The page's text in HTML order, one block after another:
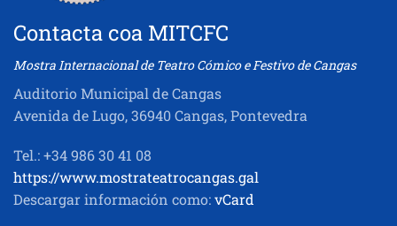
Contacta coa MITCFC
Mostra Internacional de Teatro Cómico e Festivo de Cangas
Auditorio Municipal de Cangas
Avenida de Lugo, 36940 Cangas, Pontevedra
Tel.: +34 986 30 41 08
https://www.mostrateatrocangas.gal
Descargar información como:vCard